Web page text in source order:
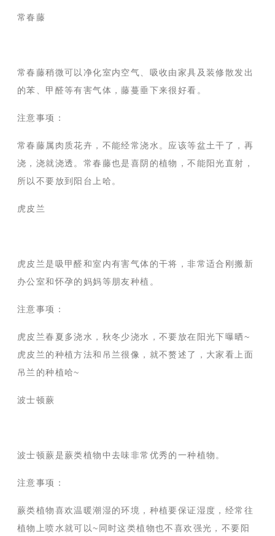
常春藤
常春藤稍微可以净化室内空气、吸收由家具及装修散发出
的苯、甲醛等有害气体，藤蔓垂下来很好看。
注意事项：
常春藤属肉质花卉，不能经常浇水。应该等盆土干了，再
浇，浇就浇透。常春藤也是喜阴的植物，不能阳光直射，
所以不要放到阳台上哈。
虎皮兰
虎皮兰是吸甲醛和室内有害气体的干将，非常适合刚搬新
办公室和怀孕的妈妈等朋友种植。
注意事项：
虎皮兰春夏多浇水，秋冬少浇水，不要放在阳光下曝晒~
虎皮兰的种植方法和吊兰很像，就不赘述了，大家看上面
吊兰的种植哈~
波士顿蕨
波士顿蕨是蕨类植物中去味非常优秀的一种植物。
注意事项：
蕨类植物喜欢温暖潮湿的环境，种植要保证湿度，经常往
植物上喷水就可以~同时这类植物也不喜欢强光，不要阳